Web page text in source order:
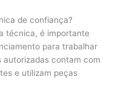
de confiança?
técnica, é importante
para trabalhar
autorizadas contam com
e utilizam peças